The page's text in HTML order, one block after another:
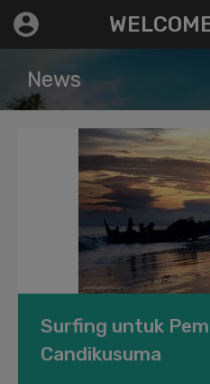
News
Surfing untuk
Candikusuma